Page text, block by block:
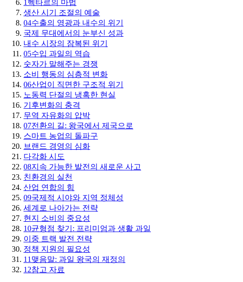
1헥타르의 마법
생산 시기 조절의 예술
04수출의 영광과 내수의 위기
국제 무대에서의 눈부신 성과
내수 시장의 잠복된 위기
05수입 과일의 역습
숫자가 말해주는 경쟁
소비 행동의 심층적 변화
06산업이 직면한 구조적 위기
노동력 단절의 냉혹한 현실
기후변화의 충격
무역 자유화의 압박
07전환의 길: 왕국에서 제국으로
스마트 농업의 돌파구
브랜드 경영의 심화
다각화 시도
08지속 가능한 발전의 새로운 사고
친환경의 실천
산업 연합의 힘
09국제적 시야와 지역 정체성
세계로 나아가는 전략
현지 소비의 중요성
10균형점 찾기: 프리미엄과 생활 과일
이중 트랙 발전 전략
정책 지원의 필요성
11 맺음말: 과일 왕국의 재정의
12참고 자료